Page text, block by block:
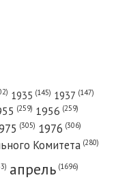
1935 (145) 1937 (147)
(259) 1956 (259)
(305) 1976 (306)
Комитета (280)
апрель (1696)